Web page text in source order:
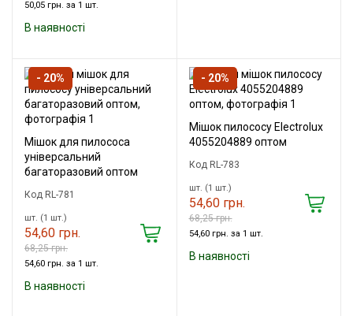
50,05 грн. за 1 шт.
В наявності
Мішок для пилососа
універсальний
багаторазовий оптом
Код RL-781
шт. (1 шт.)
54,60 грн.
68,25 грн.
54,60 грн. за 1 шт.
В наявності
- 20%
Мішок пилососу Electrolux
4055204889 оптом
Код RL-783
шт. (1 шт.)
54,60 грн.
68,25 грн.
54,60 грн. за 1 шт.
В наявності
- 20%